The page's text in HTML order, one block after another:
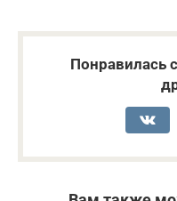
Понравилась